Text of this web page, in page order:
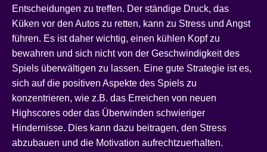
Entscheidungen zu treffen. Der ständige Druck, das
Küken vor den Autos zu retten, kann zu Stress und Angst
führen. Es ist daher wichtig, einen kühlen Kopf zu
bewahren und sich nicht von der Geschwindigkeit des
Spiels überwältigen zu lassen. Eine gute Strategie ist es,
sich auf die positiven Aspekte des Spiels zu
konzentrieren, wie z.B. das Erreichen von neuen
Highscores oder das Überwinden schwieriger
Hindernisse. Dies kann dazu beitragen, den Stress
abzubauen und die Motivation aufrechtzuerhalten.